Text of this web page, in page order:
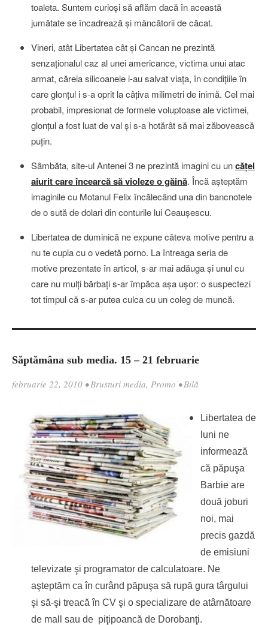
toaleta. Suntem curioşi să aflăm dacă în această
jumătate se încadrează şi mâncătorii de căcat.
Vineri, atât Libertatea cât şi Cancan ne prezintă
senzaţionalul caz al unei americance, victima unui atac
armat, căreia silicoanele i-au salvat viaţa, în condiţiile în
care glonţul i s-a oprit la câţiva milimetri de inimă. Cel mai
probabil, impresionat de formele voluptoase ale victimei,
glonţul a fost luat de val şi s-a hotărât să mai zăbovească
puţin.
Sâmbăta, site-ul Antenei 3 ne prezintă imagini cu uncăţel
aiurit care încearcă să violeze o găină. Încă aşteptăm
imaginile cu Motanul Felix încălecând una din bancnotele
de o sută de dolari din conturile lui Ceauşescu.
Libertatea de duminică ne expune câteva motive pentru a
nu te cupla cu o vedetă porno. La întreaga seria de
motive prezentate în articol, s-ar mai adăuga şi unul cu
care nu mulţi bărbaţi s-ar împăca aşa uşor: o suspectezi
tot timpul că s-ar putea culca cu un coleg de muncă.
Săptămâna sub media. 15 – 21 februarie
februarie 22, 2010 •Brusturi media, Promo •Bilă
Libertatea de
luni ne
informează
că păpuşa
Barbie are
două joburi
noi, mai
precis gazdă
de emisiuni
televizate şi programator de calculatoare. Ne
aşteptăm ca în curând păpuşa să rupă gura târgului
şi să-şi treacă în CV şi o specializare de atârnătoare
de mall sau de piţipoancă de Dorobanţi.